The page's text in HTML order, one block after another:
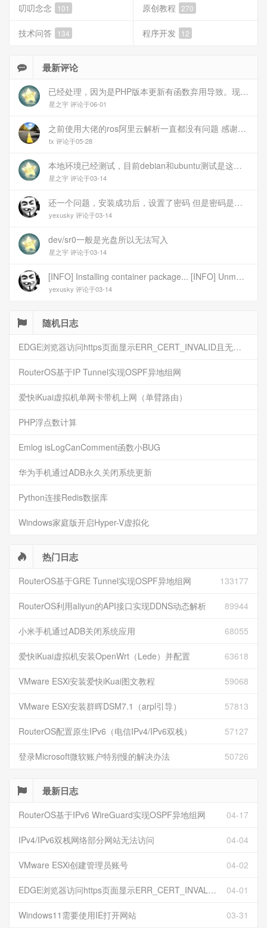
叨叨念念 101 原创教程 270
技术问答 134 程序开发 12
最新评论
已经处理，因为是PHP版本更新有函数弃用导致。现已经修复
星之宇 评论于06-01
之前使用大佬的ros阿里云解析一直都没有问题 感谢大佬 但上个月开始阿里云的解析返回日志总是出错 日志值为alidns update error,不知为什么 所以请教一下大佬
tx 评论于05-28
本地环境已经测试，目前debian和ubuntu测试是这样的，可能就是第1设备是光驱的问题，没把文件导入进去吧
星之宇 评论于03-14
还一个问题，安装成功后，设置了密码 但是密码是空的
yexusky 评论于03-14
dev/sr0一般是光盘所以无法写入
星之宇 评论于03-14
[INFO] Installing container package... [INFO] Unmounting image... [INFO] Writing image to disk (/dev/sr0). This may take several minutes... dd: failed to open \'/dev/sr0\': No medium found [ERROR] Failed to write image to disk [INFO] Cleaning up temporary files... [INFO] Script exited normally, cleanup completed! 报错
yexusky 评论于03-14
随机日志
EDGE浏览器访问https页面显示ERR_CERT_INVALID且无法跳过继续访问
RouterOS基于IP Tunnel实现OSPF异地组网
爱快iKuai虚拟机单网卡带机上网（单臂路由）
PHP浮点数计算
Emlog isLogCanComment函数小BUG
华为手机通过ADB永久关闭系统更新
Python连接Redis数据库
Windows家庭版开启Hyper-V虚拟化
热门日志
133177
RouterOS基于GRE Tunnel实现OSPF异地组网
89944
RouterOS利用aliyun的API接口实现DDNS动态解析
68055
小米手机通过ADB关闭系统应用
63618
爱快iKuai虚拟机安装OpenWrt（Lede）并配置
59068
VMware ESXi安装爱快iKuai图文教程
57813
VMware ESXi安装群晖DSM7.1（arpl引导）
57127
RouterOS配置原生IPv6（电信IPv4/IPv6双栈）
50726
登录Microsoft微软账户特别慢的解决办法
最新日志
04-17
RouterOS基于IPv6 WireGuard实现OSPF异地组网
04-04
IPv4/IPv6双栈网络部分网站无法访问
04-02
VMware ESXi创建管理员账号
04-01
EDGE浏览器访问https页面显示ERR_CERT_INVALID且无法跳过继续访问
03-31
Windows11需要使用IE打开网站